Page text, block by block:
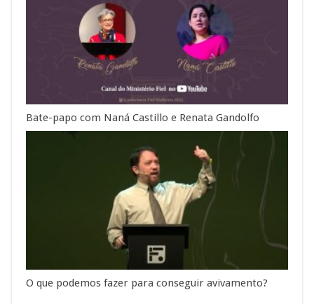
Bate-papo com Naná Castillo e Renata Gandolfo
O que podemos fazer para conseguir avivamento?